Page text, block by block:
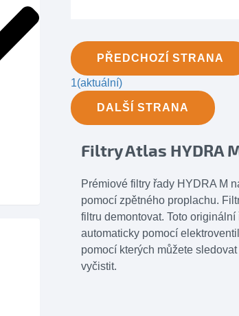
PŘEDCHOZÍ STRANA
1(aktuální)
DALŠÍ STRANA
Filtry Atlas HYDRA
Prémiové filtry řady HYDRA M
pomocí zpětného proplachu.
filtru demontovat. Toto
automaticky pomocí
pomocí kterých můžete
vyčistit.